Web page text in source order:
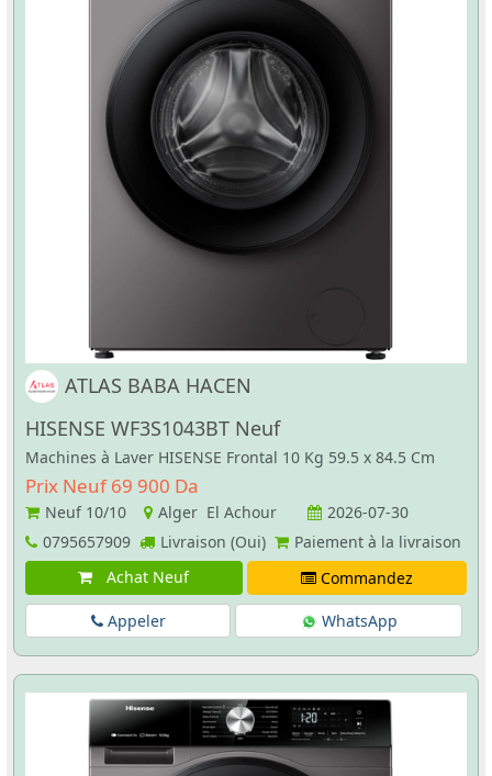
ATLAS BABA HACEN
HISENSE WF3S1043BT Neuf
Machines à Laver HISENSE Frontal 10 Kg 59.5 x 84.5 Cm
Prix Neuf 69 900 Da
Neuf 10/10 Alger El Achour
2026-07-30
0795657909
Livraison (Oui)
Paiement à la livraison
Achat Neuf
Commandez
Appeler WhatsApp